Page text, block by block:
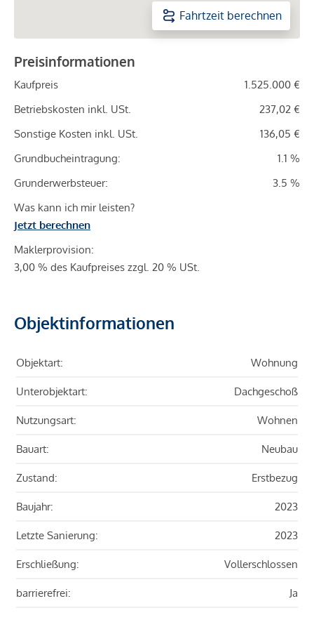
Fahrtzeit berechnen
Preisinformationen
Kaufpreis
1.525.000 €
Betriebskosten inkl. USt.
237,02 €
Sonstige Kosten inkl. USt.
136,05 €
Grundbucheintragung:
1.1 %
Grunderwerbsteuer:
3.5 %
Was kann ich mir leisten?
Jetzt berechnen
Maklerprovision:
3,00 % des Kaufpreises zzgl. 20 % USt.
Objektinformationen
Objektart: Wohnung
Unterobjektart: Dachgeschoß
Nutzungsart: Wohnen
Bauart: Neubau
Zustand: Erstbezug
Baujahr: 2023
Letzte Sanierung: 2023
Erschließung: Vollerschlossen
barrierefrei: Ja